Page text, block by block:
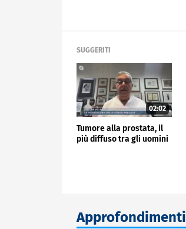
SUGGERITI
02:02
Tumore alla prostata, il
più diffuso tra gli uomini
Approfondimenti